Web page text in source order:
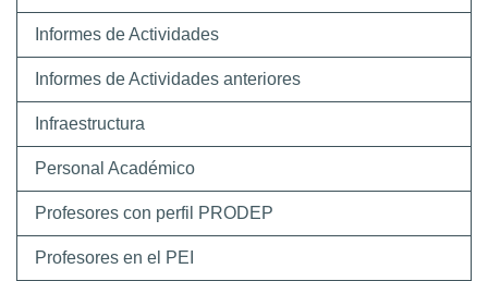
Informes de Actividades
Informes de Actividades anteriores
Infraestructura
Personal Académico
Profesores con perfil PRODEP
Profesores en el PEI